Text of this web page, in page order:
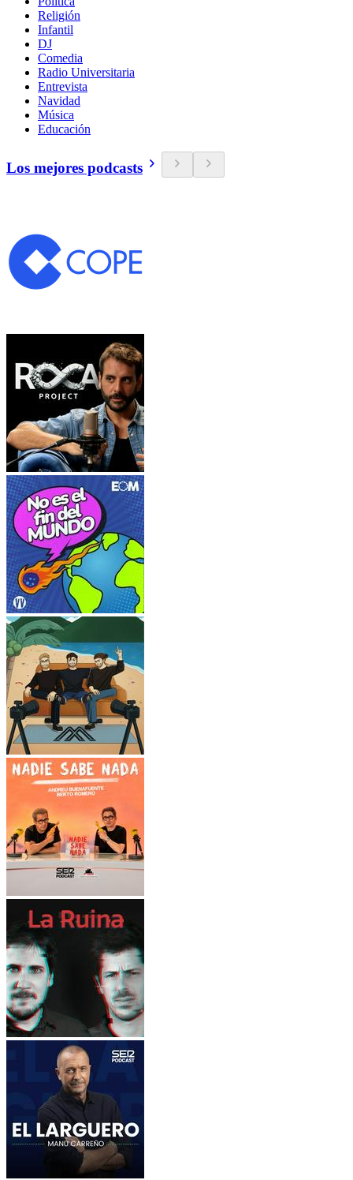
Religión
Infantil
DJ
Comedia
Radio Universitaria
Entrevista
Navidad
Música
Educación
Los mejores podcasts